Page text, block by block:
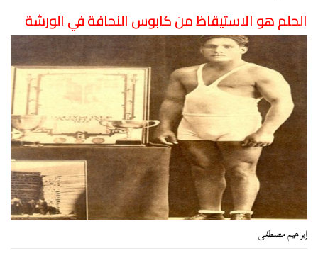
الحلم هو الاستيقاظ من كابوس النحافة في الورشة
إبراهيم مصطفى